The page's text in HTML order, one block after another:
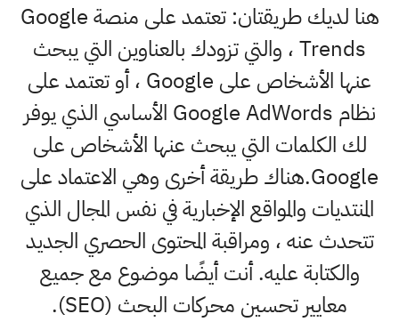
هنا لديك طريقتان: تعتمد على منصة Google
Trends ، والتي تزودك بالعناوين التي يبحث
عنها الأشخاص على Google ، أو تعتمد على
نظام Google AdWords الأساسي الذي يوفر
لك الكلمات التي يبحث عنها الأشخاص على
Google.هناك طريقة أخرى وهي الاعتماد على
المنتديات والمواقع الإخبارية في نفس المجال الذي
تتحدث عنه ، ومراقبة المحتوى الحصري الجديد
والكتابة عليه. أنت أيضًا موضوع مع جميع
معايير تحسين محركات البحث (SEO).